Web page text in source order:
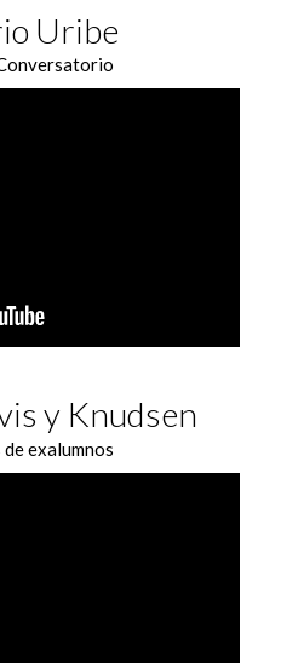
Uribe
y Knudsen
exalumnos